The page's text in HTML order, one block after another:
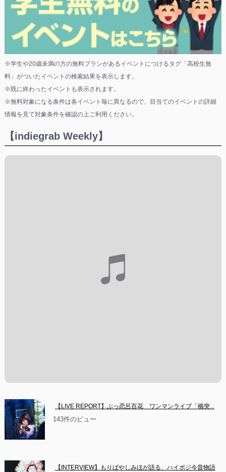
※学生や20歳未満の方の無料プランがあるイベントにつけるタグ「高校生無
料」がついたイベントの検索結果を表示します。
※既に終わったイベントも表示されます。
※無料対象になる条件は各イベント毎に異なるので、目当てのイベントの詳細
情報を見て対象条件を確認の上ご利用ください。
【indiegrab Weekly】
【LIVE REPORT】ぶっ恋呂百花　ワンマンライブ「楯突...
143件のビュー
【INTERVIEW】もりばやしみほが語る、ハイポジ今昔物語